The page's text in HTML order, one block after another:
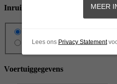
Inruil huidig voertuig
Ja
Voertuiggegevens
MEER
Lees ons Privacy Statement